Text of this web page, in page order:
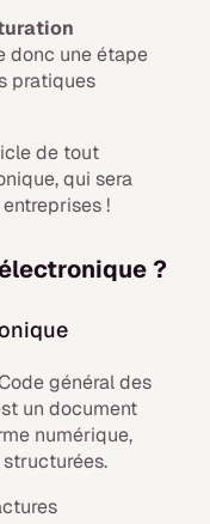
donc une étape
pratiques
de tout
qui sera
!
?
général des
un document
numérique,